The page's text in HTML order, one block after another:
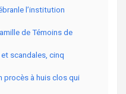
l’institution
de Témoins de
scandales, cinq
procès à huis clos qui